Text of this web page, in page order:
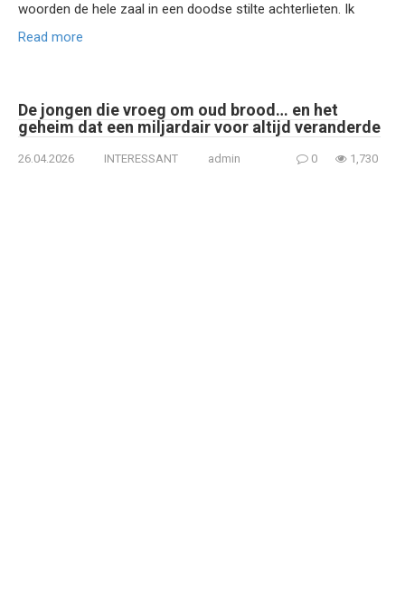
woorden de hele zaal in een doodse stilte achterlieten. Ik
Read more
De jongen die vroeg om oud brood… en het
geheim dat een miljardair voor altijd veranderde
26.04.2026 INTERESSANT admin 0 1,730